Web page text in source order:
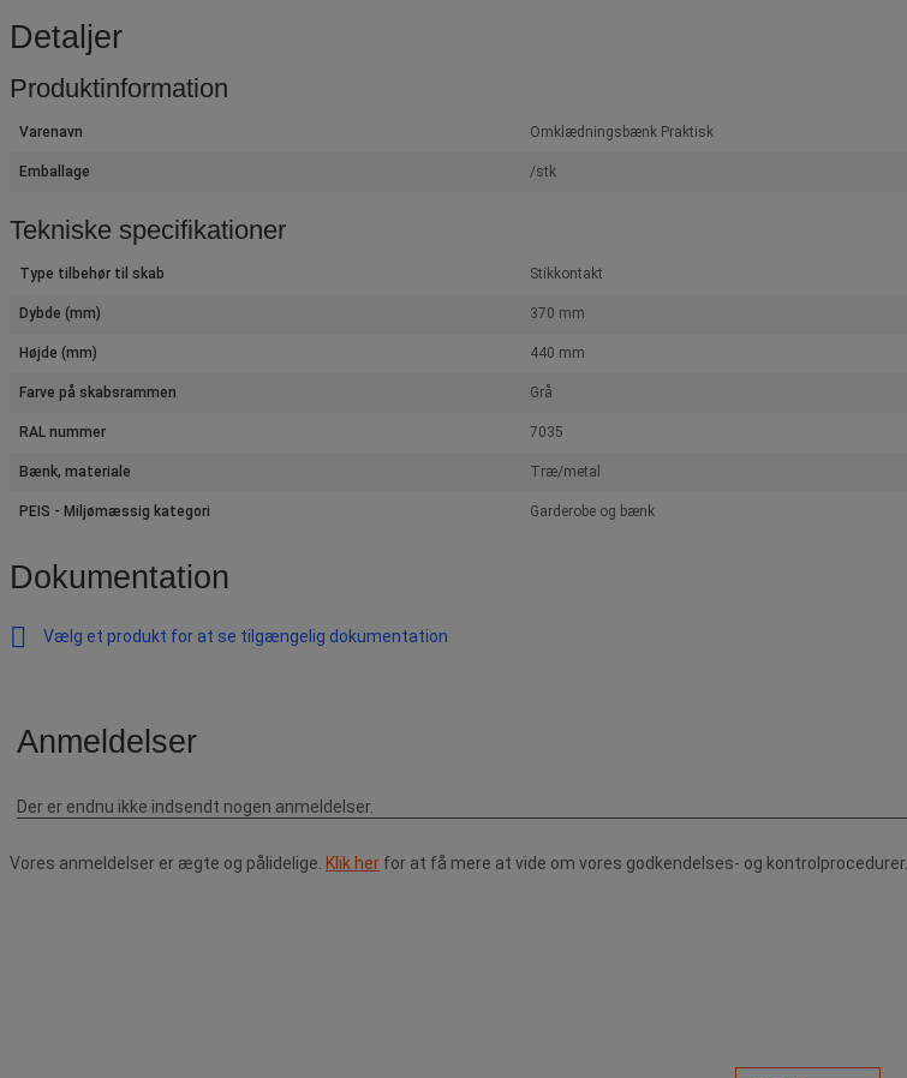
Detaljer
Produktinformation
Varenavn Omklædningsbænk Praktisk
Emballage /stk
Tekniske specifikationer
Type tilbehør til skab Stikkontakt
Dybde (mm) 370 mm
Højde (mm) 440 mm
Farve på skabsrammen Grå
RAL nummer 7035
Bænk, materiale Træ/metal
PEIS - Miljømæssig kategori Garderobe og bænk
Dokumentation
Vælg et produkt for at se tilgængelig dokumentation
Vores anmeldelser er ægte og pålidelige. Klik her for at få mere at vide om vores godkendelses- og kontrolprocedurer.